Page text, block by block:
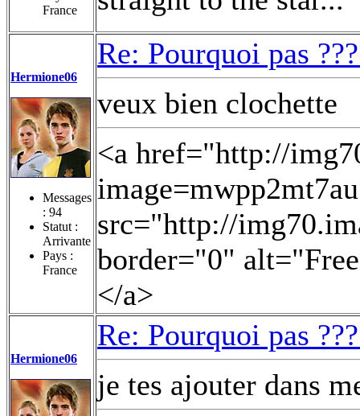
France
Hermione06
Messages
: 94
Statut :
Arrivante
Pays :
France
Re: Pourquoi pas
veux bien clochette
<a href="http://
src="http://
border="0"
</a>
Hermione06
Re: Pourquoi pas
je tes ajouter dans